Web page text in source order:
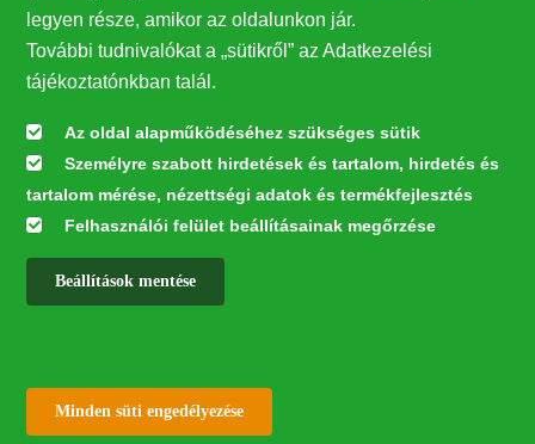
Hírlevél feliratkozás
Értesüljön elsőként legfrissebb híreinkről, eseményeinkről!
Feliratkozás
legyen része, amikor az oldalunkon jár.
További tudnivalókat a „sütikről” az Adatkezelési
tájékoztatónkban talál.
Az oldal alapműködéséhez szükséges sütik
Személyre szabott hirdetések és tartalom, hirdetés és
tartalom mérése, nézettségi adatok és termékfejlesztés
Felhasználói felület beállításainak megőrzése
Beállítások mentése
Minden süti engedélyezése